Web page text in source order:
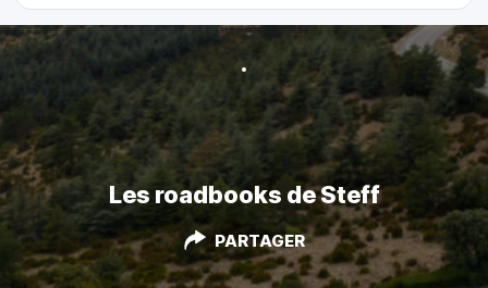
Les roadbooks de Steff
PARTAGER